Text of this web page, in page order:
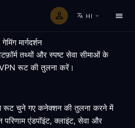
HI
मार्गदर्शन
तथ्यों और स्पष्ट सेवा सीमाओं के
रूट की तुलना करें।
रूट चुने गए कनेक्शन की तुलना करने में
एंडपॉइंट, क्लाइंट, सेवा और